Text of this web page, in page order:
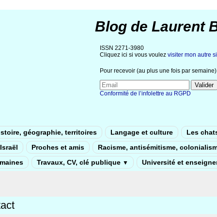
Blog de Laurent
ISSN 2271-3980
Cliquez ici si vous voulez visiter mon autre
Pour recevoir (au plus une fois par
Conformité de l’infolettre au RGPD
géographie, territoires Langage et culture
Les
Proches et amis
Racisme, antisémitisme,
Travaux, CV, clé publique ▼ Université et